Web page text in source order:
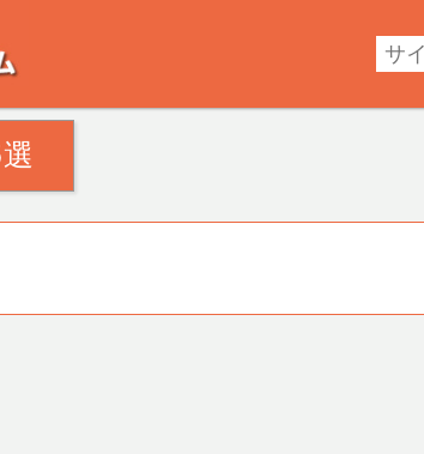
みの方。相続登記・不動産の処分・遺産分割・成年後見。